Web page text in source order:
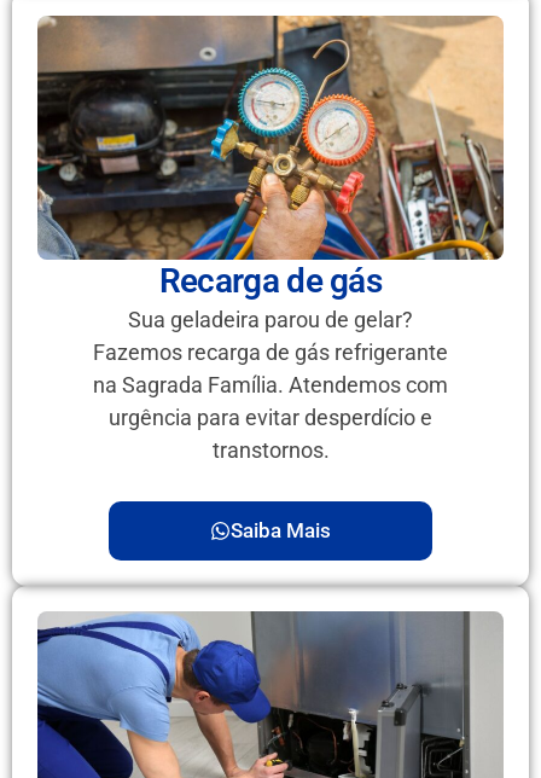
Recarga de gás
Sua geladeira parou de gelar?
Fazemos recarga de gás refrigerante
na Sagrada Família. Atendemos com
urgência para evitar desperdício e
transtornos.
Saiba Mais